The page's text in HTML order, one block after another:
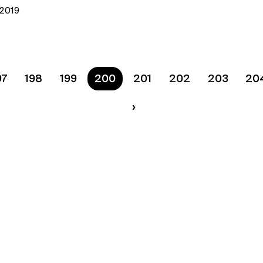
viac
198 199 Ste na strane
200 201 202 203